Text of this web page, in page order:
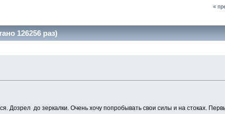
«
126256 раз)
Дозрел до зеркалки. Очень хочу попробывать свои силы и на стоках.